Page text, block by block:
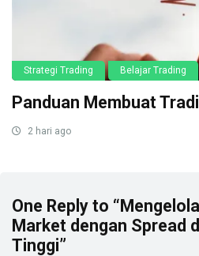
Strategi Trading Belajar Trading
Panduan Membuat
2 hari ago
One Reply to
Market dengan Spread
Tinggi”